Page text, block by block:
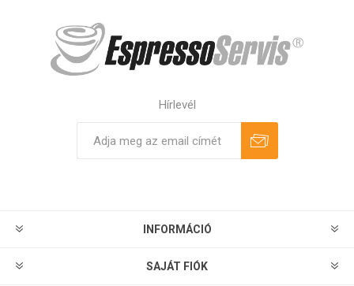
Hírlevél
INFORMÁCIÓ
SAJÁT FIÓK